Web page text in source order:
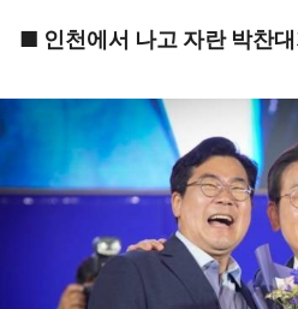
■ 인천에서 나고 자란 박찬